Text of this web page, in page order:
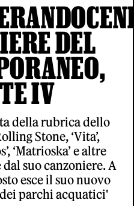
DEL
IV
della rubrica dello
Stone, ‘Vita’,
‘Matrioska’ e altre
suo canzoniere. A
esce il suo nuovo
parchi acquatici'